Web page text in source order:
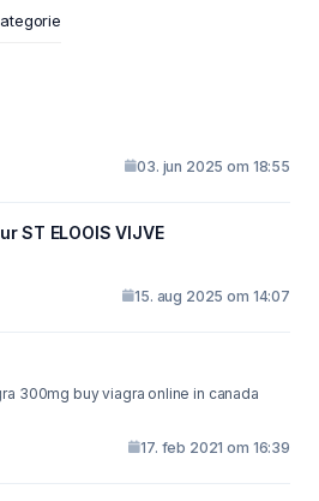
03. jun 2025 om 18:55
ST ELOOIS VIJVE
15. aug 2025 om 14:07
online in canada
17. feb 2021 om 16:39